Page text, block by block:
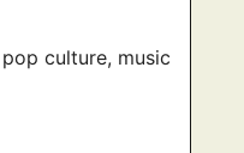
culture, music